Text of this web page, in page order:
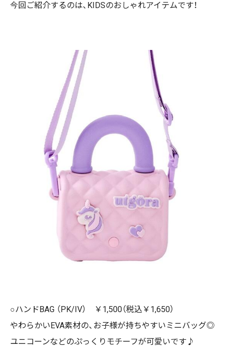
今回ご紹介するのは、KIDSのおしゃれアイテムです！
○ハンドBAG （PK/IV） ￥1,500（税込￥1,650）
やわらかいEVA素材の、お子様が持ちやすいミニバッグ◎
ユニコーンなどのぷっくりモチーフが可愛いです♪